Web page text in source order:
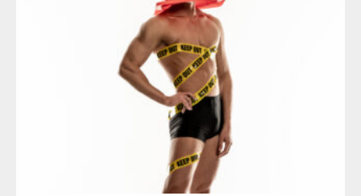
Update:2022.01.30
カラーコーンとマッチョ その他 AKIHITO(細マッチョ)
ダウンロード